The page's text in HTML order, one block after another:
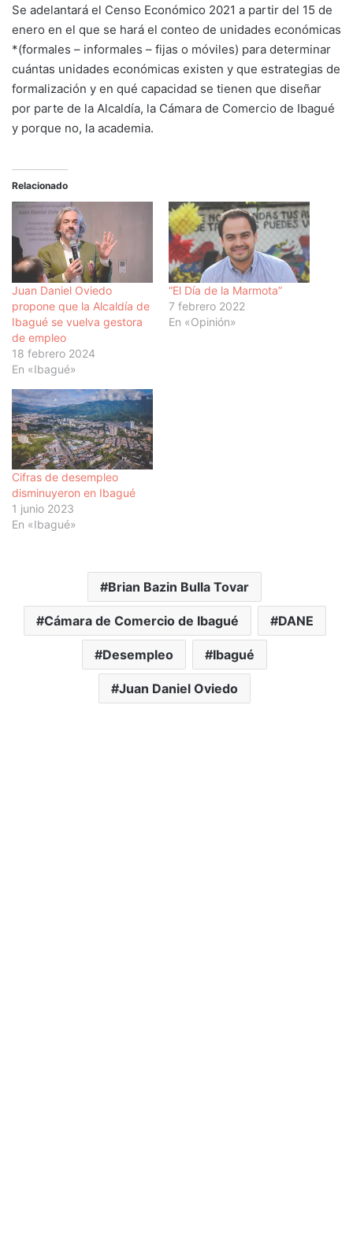
Se adelantará el Censo Económico 2021 a partir del 15 de
enero en el que se hará el conteo de unidades económicas
*(formales – informales – fijas o móviles) para determinar
cuántas unidades económicas existen y que estrategias de
formalización y en qué capacidad se tienen que diseñar
por parte de la Alcaldía, la Cámara de Comercio de Ibagué
y porque no, la academia.
Relacionado
Juan Daniel Oviedo
propone que la Alcaldía de
Ibagué se vuelva gestora
de empleo
18 febrero 2024
En «Ibagué»
“El Día de la Marmota”
7 febrero 2022
En «Opinión»
Cifras de desempleo
disminuyeron en Ibagué
1 junio 2023
En «Ibagué»
Brian Bazin Bulla Tovar
Cámara de Comercio de Ibagué DANE
Desempleo Ibagué
Juan Daniel Oviedo